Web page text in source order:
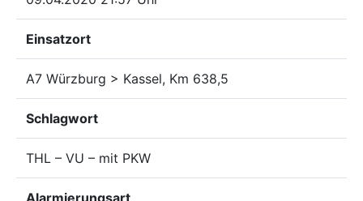
Einsatzort
A7 Würzburg > Kassel, Km 638,5
Schlagwort
THL – VU – mit PKW
Alarmierungsart